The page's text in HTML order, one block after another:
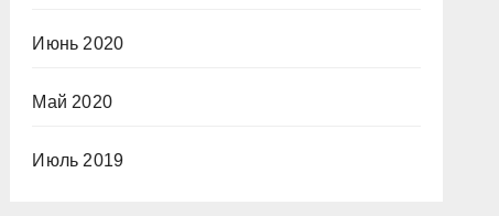
Июнь 2020
Май 2020
Июль 2019